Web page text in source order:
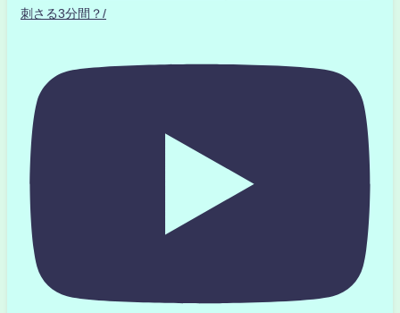
刺さる3分間？/